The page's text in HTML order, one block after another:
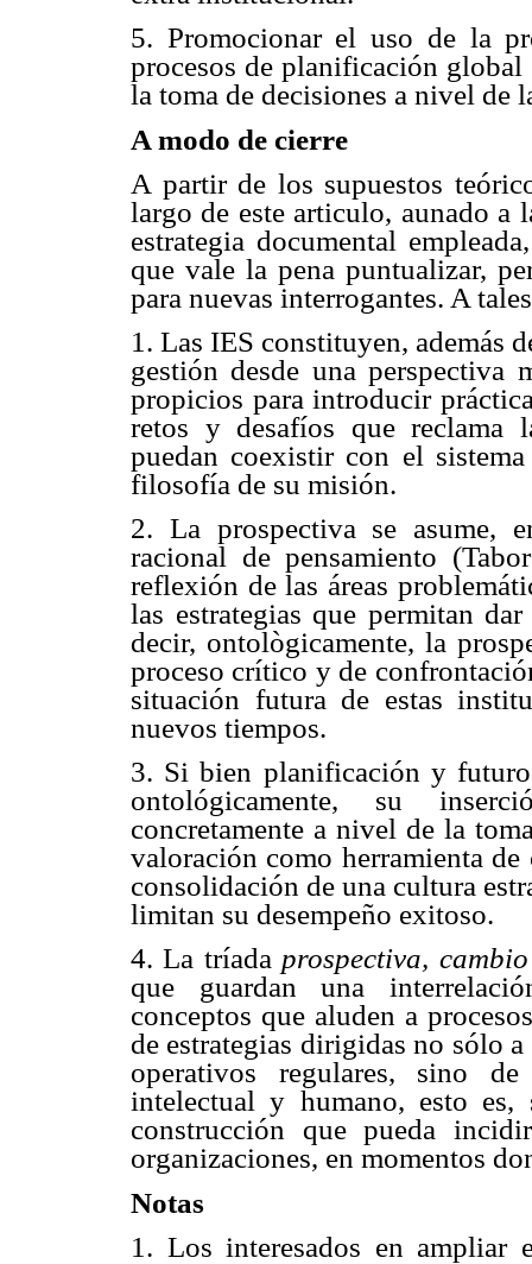
5. Promocionar el uso de la
procesos de planificación
la toma de decisiones a nivel de
A modo de cierre
A partir de los supuestos
largo de este articulo, aunado a
estrategia documental
que vale la pena puntualizar,
para nuevas interrogantes. A
1. Las IES constituyen, además
gestión desde una perspectiva
propicios para introducir
retos y desafíos que reclama
puedan coexistir con el
filosofía de su misión.
2. La prospectiva se asume,
racional de pensamiento
reflexión de las áreas
las estrategias que permitan
decir, ontològicamente, la
proceso crítico y de
situación futura de estas
nuevos tiempos.
3. Si bien planificación y
ontológicamente, su
concretamente a nivel de la
valoración como herramienta
consolidación de una cultura
limitan su desempeño exitoso.
4. La tríada prospectiva,
que guardan una
conceptos que aluden a
de estrategias dirigidas no sólo
operativos regulares, sino
intelectual y humano, esto
construcción que pueda
organizaciones, en momentos
Notas
1 . Los interesados en ampliar